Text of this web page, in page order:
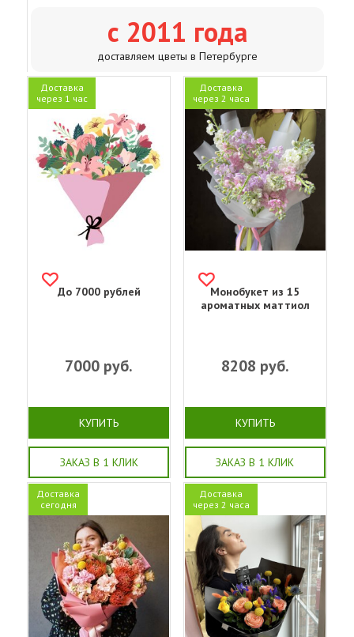
с 2011 года
доставляем цветы в Петербурге
Доставка
через 1 час
До 7000 рублей
7000 руб.
КУПИТЬ
ЗАКАЗ В 1 КЛИК
Доставка
через 2 часа
Монобукет из 15
ароматных маттиол
8208 руб.
КУПИТЬ
ЗАКАЗ В 1 КЛИК
Доставка
сегодня
Доставка
через 2 часа